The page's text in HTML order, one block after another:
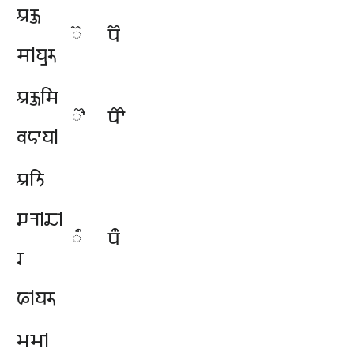
𑆃𑆑𑆶
𑆯𑇀𑆪𑆷𑆫𑆶
𑆾 𑆥𑆾
𑆃𑆑𑆶𑆯𑆴
𑆮𑆲𑆳𑆪𑇀
𑆿 𑆥𑆿
𑆃𑆝𑆴
𑆖𑆤𑇀𑆢𑇀
𑆫
𑆦𑇀𑆪𑆫𑆶
𑆀 𑆥𑆀
𑆩𑆱𑇀